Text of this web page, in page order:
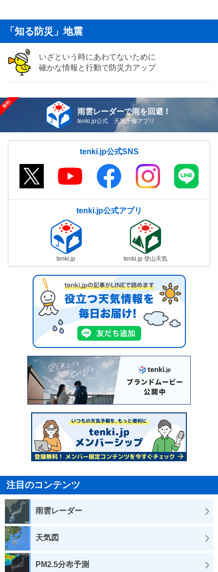
「知る防災」地震
いざという時にあわてないために
確かな情報と行動で防災力アップ
雨雲レーダーで雨を回避！
tenki.jp公式 天気予報アプリ
tenki.jp公式SNS
tenki.jp公式アプリ
tenki.jp tenki.jp 登山天気
注目のコンテンツ
雨雲レーダー
天気図
PM2.5分布予測